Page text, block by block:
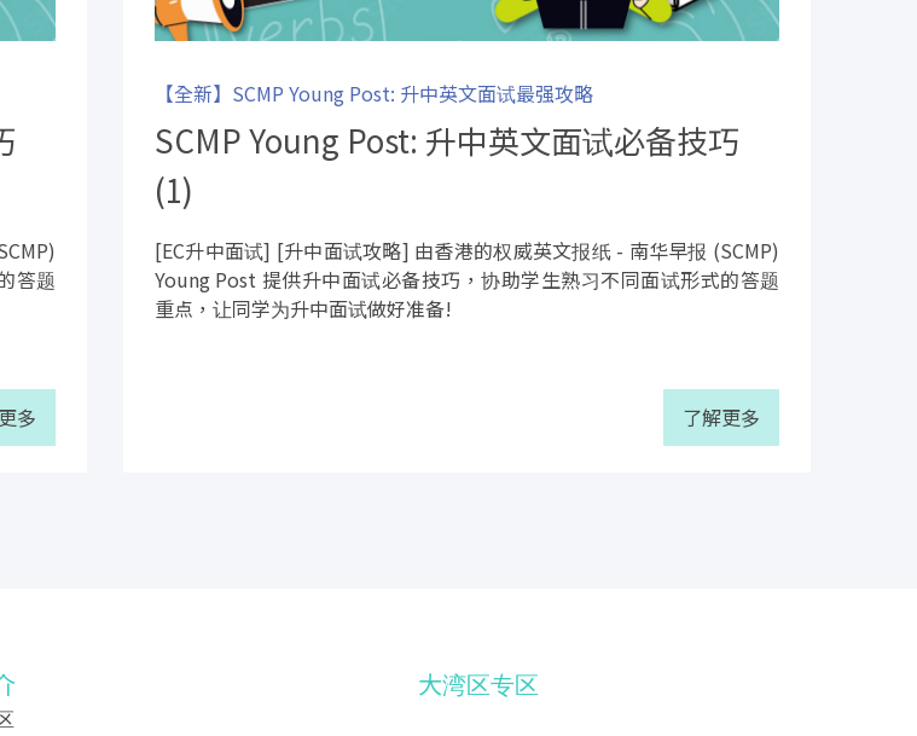
答题
多
【全新】SCMP Young Post: 升中英文面试最强攻略
SCMP Young Post: 升中英文面试必备技巧
(1)
[EC升中面试] [升中面试攻略] 由香港的权威英文报纸 - 南华早报 (SCMP)
Young Post 提供升中面试必备技巧，协助学生熟习不同面试形式的答题
重点，让同学为升中面试做好准备!
了解更多
大湾区专区